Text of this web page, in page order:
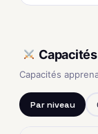
Capacités
Par niveau